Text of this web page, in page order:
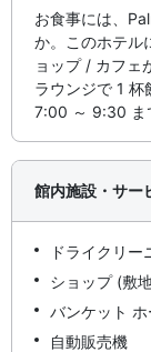
お食事には、
か。このホテル
ョップ / カフェ
ラウンジで 1 杯
7:00 ～ 9:30 ま
館内施設・サー
ドライクリ
ショップ (敷
バンケット
自動販売機